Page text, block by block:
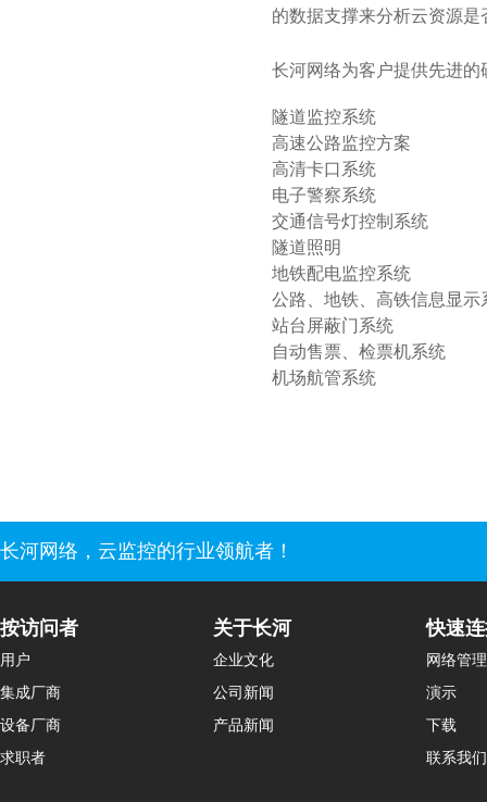
的数据支撑来分析云资源
长河网络为客户提供先进
隧道监控系统
高速公路监控方案
高清卡口系统
电子警察系统
交通信号灯控制系统
隧道照明
地铁配电监控系统
公路、地铁、高铁信息显示
站台屏蔽门系统
自动售票、检票机系统
机场航管系统
长河网络，云监控的行业领航者！
按访问者
用户
集成厂商
设备厂商
求职者
关于长河
企业文化
公司新闻
产品新闻
快速
网络管
演示
下载
联系我们